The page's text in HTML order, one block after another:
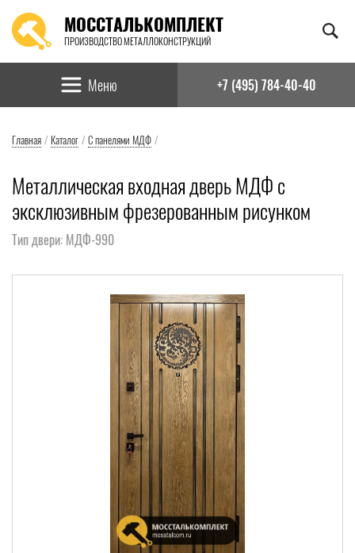
МОССТАЛЬКОМПЛЕКТ
ПРОИЗВОДСТВО МЕТАЛЛОКОНСТРУКЦИЙ
Найти:
Меню +7 (495) 784-40-40
Главная / Каталог / С панелями МДФ /
Металлическая входная дверь МДФ с
эксклюзивным фрезерованным рисунком
Тип двери: МДФ-990